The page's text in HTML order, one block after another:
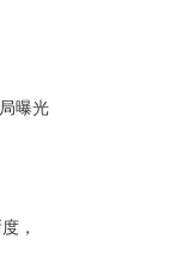
曝光
，